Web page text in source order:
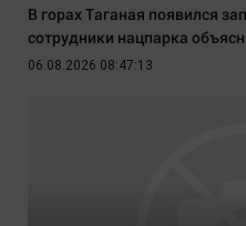
В горах Таганая появился
сотрудники нацпарка
06.08.2026 08:47:13